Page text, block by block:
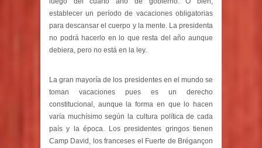
establecer un período de vacaciones obligatorias
para descansar el cuerpo y la mente. La presidenta
no podrá hacerlo en lo que resta del año aunque
debiera, pero no está en la ley.
La gran mayoría de los presidentes en el mundo se
toman vacaciones pues es un derecho
constitucional, aunque la forma en que lo hacen
varía muchísimo según la cultura política de cada
país y la época. Los presidentes gringos tienen
Camp David, los franceses el Fuerte de Brégançon